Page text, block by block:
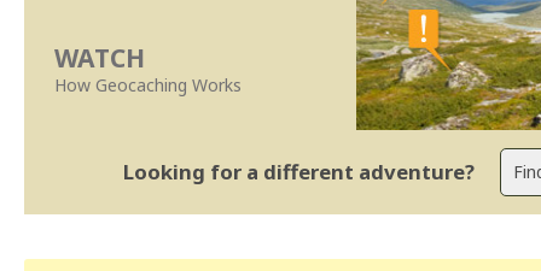
WATCH
How Geocaching Works
Looking for a different adventure?